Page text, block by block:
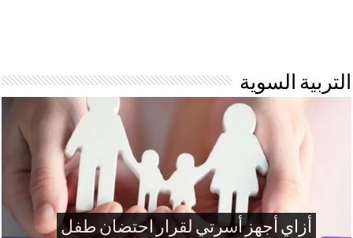
التربية السوية
سلسلة صرخة مراهق الحلقة الرابعة..
أزمة الهوية في فصل (5/C) 2